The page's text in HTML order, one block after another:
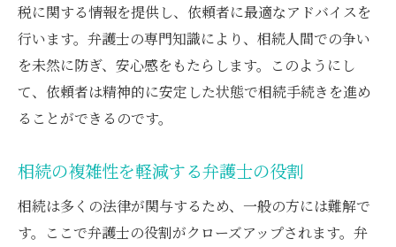
税に関する情報を提供し、依頼者に最適なアドバイスを
行います。弁護士の専門知識により、相続人間での争い
を未然に防ぎ、安心感をもたらします。このようにし
て、依頼者は精神的に安定した状態で相続手続きを進め
ることができるのです。
相続の複雑性を軽減する弁護士の役割
相続は多くの法律が関与するため、一般の方には難解で
す。ここで弁護士の役割がクローズアップされます。弁